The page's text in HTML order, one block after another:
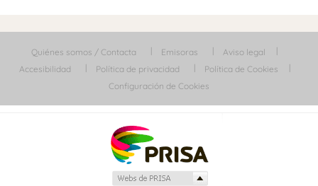
Quiénes somos / Contacta Emisoras
Aviso legal
Accesibilidad
Política de privacidad
Política de Cookies
Configuración de Cookies